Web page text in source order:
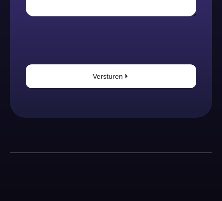
Versturen